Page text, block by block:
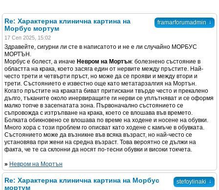
framarforumadmin ↓
Re: Характерна клинична картина на
Морбус мортум
17 Сеп 2025, 15:02
Здравейте, сигурни ли сте в написатото и не е ли случайно МОРБУС
МОРТЪН.
Морбус е болест, а иначе Невром на Мортън: болезнено състояние в
областта на крака, което засяга един от нервите между пръстите. Най-
често трети и четвърти пръст, но може да се прояви и между втори и
трети. Състоянието е известно още като метатарзалгия на Мортън.
Когато пръстите на краката биват притискани твърде често и прекалено
дълго, тъканите около инервиращите ги нерви се уплътняват и се оформя
малко топче в засегнатата зона. Първоначално състоянието се
съпровожда с изтръпване на крака, което се влошава във времето.
Болката обикновено се влошава по време на ходене и носене на обувки.
Много хора с този проблем го описват като ходене с камъче в обувката.
Състоянието може да възникне във всяка възраст, но най-често се
установява при жени на средна възраст. Това вероятно се дължи на
факта, че те са склонни да носят по-тесни обувки и високи токчета.
» Невром на Мортън
stefoylinaki ↓
Re: Характерна клинична картина на Морбус
мортум